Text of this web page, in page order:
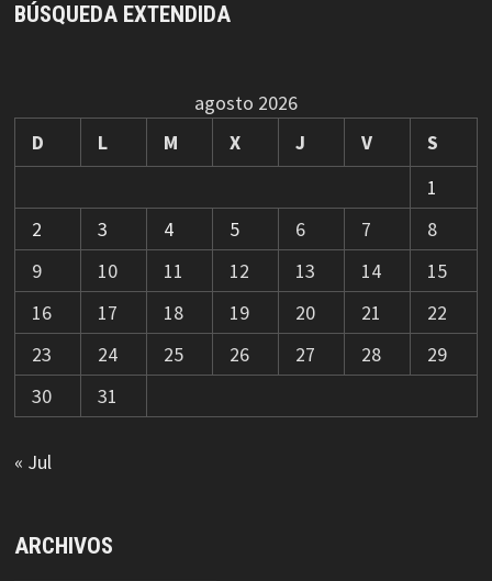
BÚSQUEDA EXTENDIDA
agosto 2026
D
L M X J V
S
1
2
3 4 5 6 7
8
9
10 11 12 13 14
15
16
17 18 19 20 21
22
23
24 25 26 27 28
29
30
31
« Jul
ARCHIVOS